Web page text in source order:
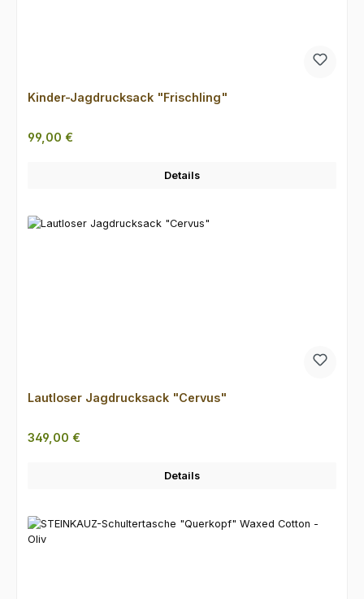
Kinder-Jagdrucksack "Frischling"
Regulärer Preis:
99,00 €
Details
Lautloser Jagdrucksack "Cervus"
Regulärer Preis:
349,00 €
Details